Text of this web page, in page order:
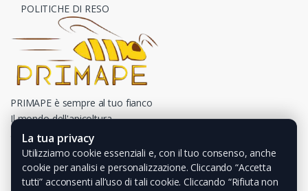
POLITICHE DI RESO
PRIMAPE è sempre al tuo fianco
Il mondo dell'apicoltura
a portata di un click
La tua privacy
Utilizziamo cookie essenziali e, con il tuo consenso, anche
cookie per analisi e personalizzazione. Cliccando “Accetta
tutti” acconsenti all’uso di tali cookie. Cliccando “Rifiuta non